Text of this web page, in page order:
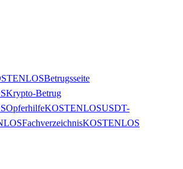
Betrugsseite
Krypto-Betrug
OpferhilfeKOSTENLOSUSDT-
FachverzeichnisKOSTENLOS